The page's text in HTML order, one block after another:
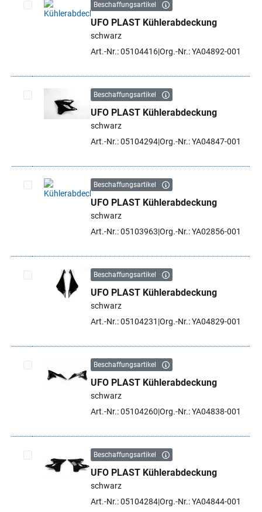
Artikel auswählen
Beschaffungsartikel
UFO PLAST Kühlerabdeckung
schwarz
Art.-Nr.: 05104416Org.-Nr.: YA04892-001
Artikel auswählen
Beschaffungsartikel
UFO PLAST Kühlerabdeckung
schwarz
Art.-Nr.: 05104294Org.-Nr.: YA04847-001
Artikel auswählen
Beschaffungsartikel
UFO PLAST Kühlerabdeckung
schwarz
Art.-Nr.: 05103963 Org.-Nr.: YA02856-001
Artikel auswählen
Beschaffungsartikel
UFO PLAST Kühlerabdeckung
schwarz
Art.-Nr.: 05104231 Org.-Nr.: YA04829-001
Artikel auswählen
Beschaffungsartikel
UFO PLAST Kühlerabdeckung
schwarz
Art.-Nr.: 05104260 Org.-Nr.: YA04838-001
Artikel auswählen
Beschaffungsartikel
UFO PLAST Kühlerabdeckung
schwarz
Art.-Nr.: 05104284Org.-Nr.: YA04844-001